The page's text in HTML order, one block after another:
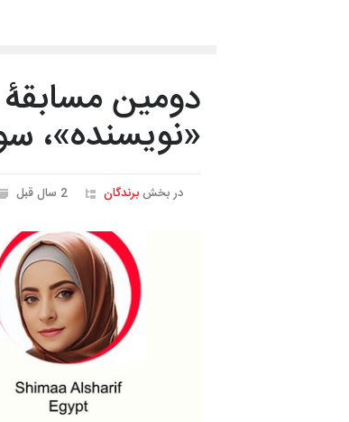
دومین مسابقۀ
«نویسنده‌»،
در بخشبرندگان 2 سال قبل